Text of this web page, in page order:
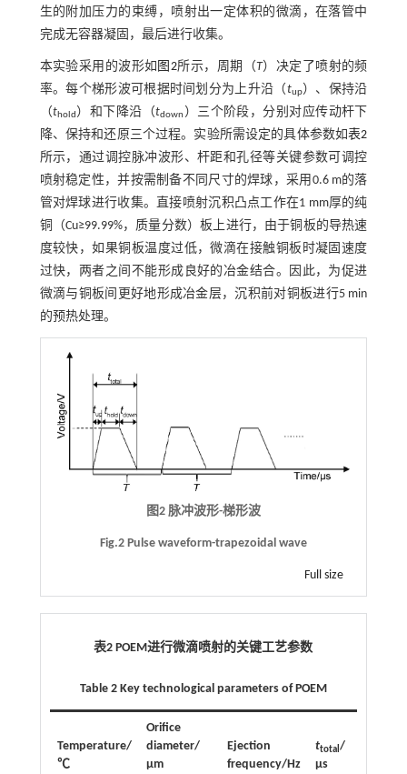
生的附加压力的束缚，喷射出一定体积的微滴，在落管中
完成无容器凝固，最后进行收集。
本实验采用的波形如 图2所示，周期（T）决定了喷射的频
率。每个梯形波可根据时间划分为上升沿（tup）、保持沿
（thold）和下降沿（tdown ）三个阶段，分别对应传动杆下
降、保持和还原三个过程。实验所需设定的具体参数如表2
所示，通过调控脉冲波形、杆距和孔径等关键参数可调控
喷射稳定性，并按需制备不同尺寸的焊球，采用0.6 m的落
管对焊球进行收集。直接喷射沉积凸点工作在1 mm厚的纯
铜（Cu≥99.99%，质量分数）板上进行，由于铜板的导热速
度较快，如果铜板温度过低，微滴在接触铜板时凝固速度
过快，两者之间不能形成良好的冶金结合。因此，为促进
微滴与铜板间更好地形成冶金层，沉积前对铜板进行5 min
的预热处理。
图2 脉冲波形-梯形波
Fig.2 Pulse waveform-trapezoidal wave
Full size
表2 POEM进行微滴喷射的关键工艺参数
Table 2 Key technological parameters of POEM
Temperature/
℃
Orifice
diameter/
µm
Ejection
frequency/Hz
ttotal /
µs